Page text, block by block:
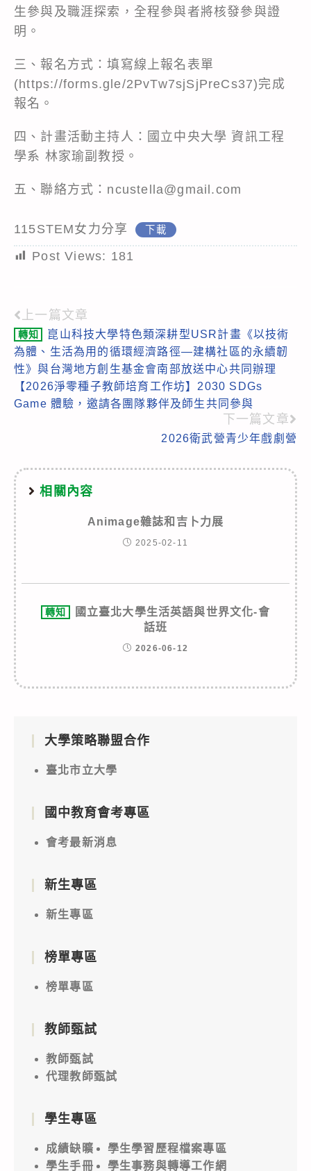
生參與及職涯探索，全程參與者將核發參與證
明。
三、報名方式：填寫線上報名表單
(https://forms.gle/2PvTw7sjSjPreCs37)完成
報名。
四、計畫活動主持人：國立中央大學 資訊工程
學系 林家瑜副教授。
五、聯絡方式：ncustella@gmail.com
115STEM女力分享 下載
Post Views: 181
Read
more
articles
上一篇文章
轉知
崑山科技大學特色類深耕型USR計畫《以技術
為體、生活為用的循環經濟路徑—建構社區的永續韌
性》與台灣地方創生基金會南部放送中心共同辦理
【2026淨零種子教師培育工作坊】2030 SDGs
Game 體驗，邀請各團隊夥伴及師生共同參與
下一篇文章
2026衛武營青少年戲劇營
相關內容
Animage雜誌和吉卜力展
2025-02-11
轉知
國立臺北大學生活英語與世界文化-會
話班
2026-06-12
大學策略聯盟合作
臺北市立大學
國中教育會考專區
會考最新消息
新生專區
新生專區
榜單專區
榜單專區
教師甄試
教師甄試
代理教師甄試
學生專區
成績缺曠
學生學習歷程檔案專區
學生手冊
學生事務與轉導工作網